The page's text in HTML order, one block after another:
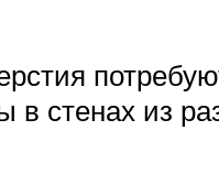
в стенах из